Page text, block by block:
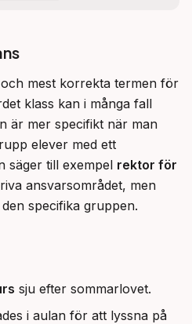
mest korrekta termen för
klass kan i många fall
är mer specifikt när man
elever med ett
säger till exempel rektor för
specifika gruppen.
sju efter sommarlovet.
i aulan för att lyssna på